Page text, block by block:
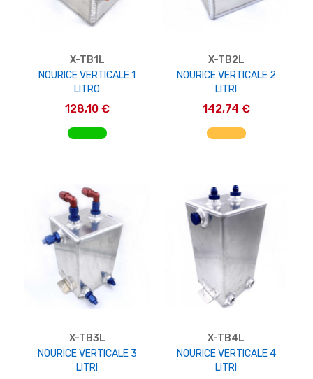
X-TB1L
NOURICE VERTICALE 1
LITRO
128,10 €
AGGIUNGI AL CARRELLO
X-TB2L
NOURICE VERTICALE 2
LITRI
142,74 €
AGGIUNGI AL CARRELLO
X-TB3L
NOURICE VERTICALE 3
LITRI
X-TB4L
NOURICE VERTICALE 4
LITRI